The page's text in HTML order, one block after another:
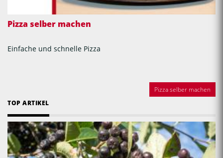
Pizza selber machen
Einfache und schnelle Pizza
Pizza selber machen
TOP ARTIKEL